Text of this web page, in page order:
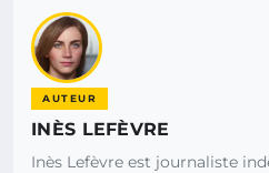
AUTEUR
INÈS LEFÈVRE
Inès Lefèvre est journaliste